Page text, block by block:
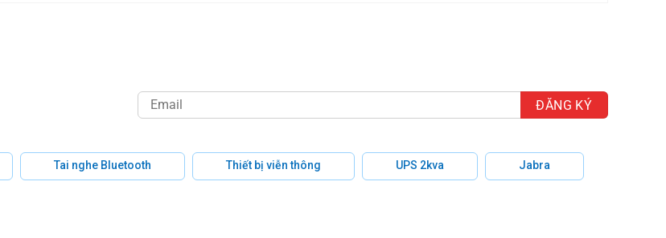
Tai nghe Bluetooth Thiết bị viễn thông UPS 2kva Jabra